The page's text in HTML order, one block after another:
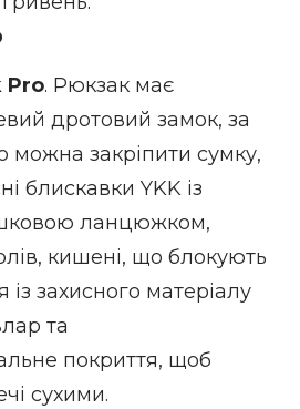
Pro. Рюкзак має
дротовий замок, за
можна закріпити сумку,
блискавки YKK із
ланцюжком,
кишені, що блокують
із захисного матеріалу
та
покриття, щоб
сухими.